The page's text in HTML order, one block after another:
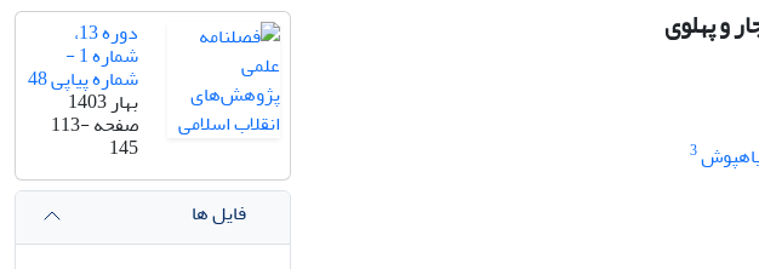
و پهلوی
3
دوره 13،
شماره 1 -
شماره پیاپی 48
بهار 1403
صفحه113-
145
فایل ها